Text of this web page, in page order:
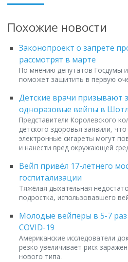
Похожие новости
Законопроект о запрете
рассмотрят в марте
По мнению депутатов Госдумы
поможет защитить в первую
Детские врачи призывают
одноразовые вейпы в
Представители Королевского
детского здоровья заявили,
электронные сигареты могут
и нанести вред окружающей
Вейп привёл 17-летнего
госпитализации
Тяжёлая дыхательная
подростка, использовавшего
Молодые вейперы в 5-7
COVID-19
Американские исследователи
резко увеличивает риск
нового типа.